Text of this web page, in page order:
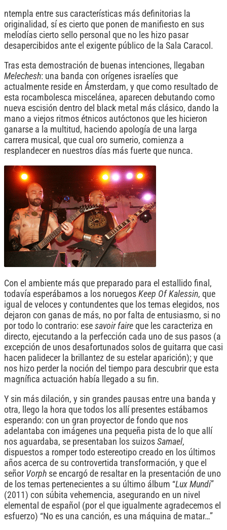
ntempla entre sus características más definitorias la
originalidad, sí es cierto que ponen de manifiesto en sus
melodías cierto sello personal que no les hizo pasar
desapercibidos ante el exigente público de la Sala Caracol.
Tras esta demostración de buenas intenciones, llegaban
Melechesh: una banda con orígenes israelíes que
actualmente reside en Ámsterdam, y que como resultado de
esta rocambolesca miscelánea, aparecen debutando como
nueva escisión dentro del black metal más clásico, dando la
mano a viejos ritmos étnicos autóctonos que les hicieron
ganarse a la multitud, haciendo apología de una larga
carrera musical, que cual oro sumerio, comienza a
resplandecer en nuestros días más fuerte que nunca.
Con el ambiente más que preparado para el estallido final,
todavía esperábamos a los noruegos Keep Of Kalessin, que
igual de veloces y contundentes que los temas elegidos, nos
dejaron con ganas de más, no por falta de entusiasmo, si no
por todo lo contrario: ese savoir faire que les caracteriza en
directo, ejecutando a la perfección cada uno de sus pasos (a
excepción de unos desafortunados solos de guitarra que casi
hacen palidecer la brillantez de su estelar aparición); y que
nos hizo perder la noción del tiempo para descubrir que esta
magnífica actuación había llegado a su fin.
Y sin más dilación, y sin grandes pausas entre una banda y
otra, llego la hora que todos los allí presentes estábamos
esperando: con un gran proyector de fondo que nos
adelantaba con imágenes una pequeña pista de lo que allí
nos aguardaba, se presentaban los suizos Samael,
dispuestos a romper todo estereotipo creado en los últimos
años acerca de su controvertida transformación, y que el
señor Vorph se encargó de resaltar en la presentación de uno
de los temas pertenecientes a su último álbum “Lux Mundi”
(2011) con súbita vehemencia, asegurando en un nivel
elemental de español (por el que igualmente agradecemos el
esfuerzo) “No es una canción, es una máquina de matar…”